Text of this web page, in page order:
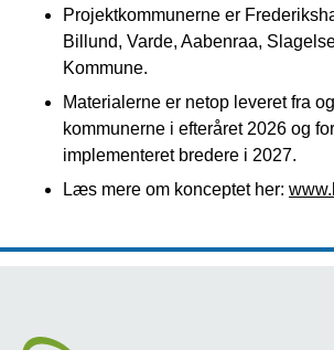
Projektkommunerne er
Billund, Varde, Aabenraa,
Kommune.
Materialerne er netop leveret fra
kommunerne i efteråret 2026 og
implementeret bredere i 2027.
Læs mere om konceptet her: